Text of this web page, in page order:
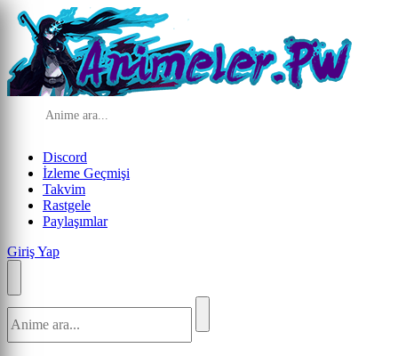
Discord
İzleme Geçmişi
Takvim
Rastgele
Paylaşımlar
Giriş Yap